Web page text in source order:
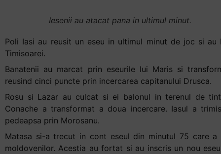
Iesenii au atacat pana in ultimul minut.
Poli Iasi au reusit un eseu in ultimul minut de joc si au
Timisoarei.
Banatenii au marcat prin eseurile lui Maris si
reusind cinci puncte prin incercarea capitanului Drusca.
Rosu si Lazar au culcat si ei balonul in terenul de
Conache a transformat a doua incercare. Iasul a
pedeapsa prin Morosanu.
Matasa si-a trecut in cont eseul din minutul 75 care a
moldovenilor. Acestia au fortat si au inscris un nou